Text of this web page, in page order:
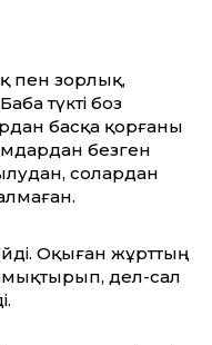
пен зорлық,
түкті боз
басқа қорғаны
безген
солардан
Оқыған жұрттың
дел-сал